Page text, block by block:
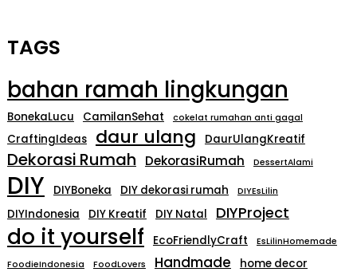
TAGS
bahan ramah lingkungan
BonekaLucu CamilanSehat cokelat rumahan anti gagal
CraftingIdeas daur ulang DaurUlangKreatif
Dekorasi Rumah DekorasiRumah DessertAlami
DIY DIYBoneka DIY dekorasi rumah DIYEsLilin
DIYIndonesia DIY Kreatif DIY Natal DIYProject
do it yourself EcoFriendlyCraft
EsLilinHomemade
FoodieIndonesia
FoodLovers Handmade home decor